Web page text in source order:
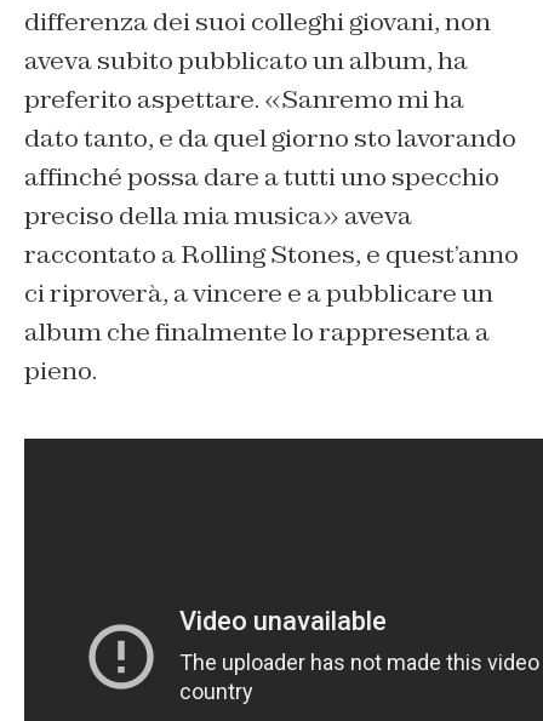
differenza dei suoi colleghi giovani, non
aveva subito pubblicato un album, ha
preferito aspettare. «Sanremo mi ha
dato tanto, e da quel giorno sto lavorando
affinché possa dare a tutti uno specchio
preciso della mia musica» aveva
raccontato a Rolling Stones, e quest’anno
ci riproverà, a vincere e a pubblicare un
album che finalmente lo rappresenta a
pieno.